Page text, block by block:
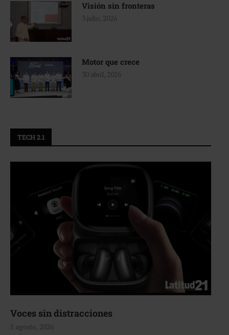
Visión sin fronteras
3 julio, 2026
Motor que crece
30 abril, 2026
TECH 2.1
Voces sin distracciones
5 agosto, 2026